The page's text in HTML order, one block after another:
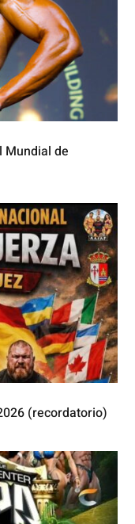
Mundial de
(recordatorio)